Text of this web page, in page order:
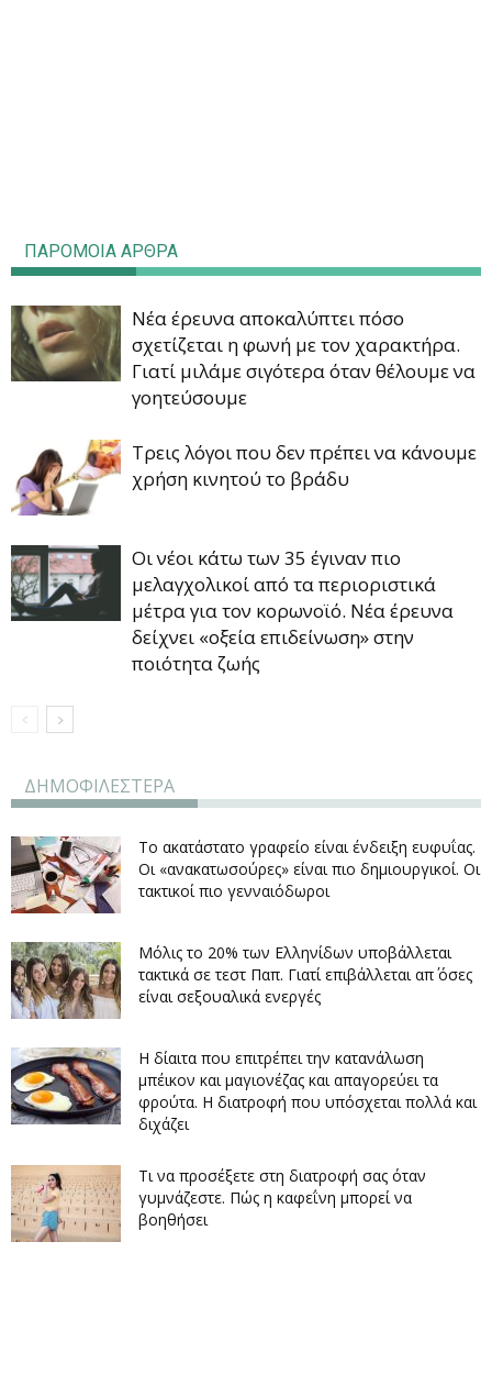
ΠΑΡΟΜΟΙΑ ΑΡΘΡΑ
Νέα έρευνα αποκαλύπτει πόσο
σχετίζεται η φωνή με τον χαρακτήρα.
Γιατί μιλάμε σιγότερα όταν θέλουμε να
γοητεύσουμε
Τρεις λόγοι που δεν πρέπει να κάνουμε
χρήση κινητού το βράδυ
Οι νέοι κάτω των 35 έγιναν πιο
μελαγχολικοί από τα περιοριστικά
μέτρα για τον κορωνοϊό. Νέα έρευνα
δείχνει «οξεία επιδείνωση» στην
ποιότητα ζωής
ΔΗΜΟΦΙΛΕΣΤΕΡΑ
Το ακατάστατο γραφείο είναι ένδειξη ευφυΐας.
Οι «ανακατωσούρες» είναι πιο δημιουργικοί. Οι
τακτικοί πιο γενναιόδωροι
Μόλις το 20% των Ελληνίδων υποβάλλεται
τακτικά σε τεστ Παπ. Γιατί επιβάλλεται απ΄ όσες
είναι σεξουαλικά ενεργές
Η δίαιτα που επιτρέπει την κατανάλωση
μπέικον και μαγιονέζας και απαγορεύει τα
φρούτα. Η διατροφή που υπόσχεται πολλά και
διχάζει
Τι να προσέξετε στη διατροφή σας όταν
γυμνάζεστε. Πώς η καφεΐνη μπορεί να
βοηθήσει